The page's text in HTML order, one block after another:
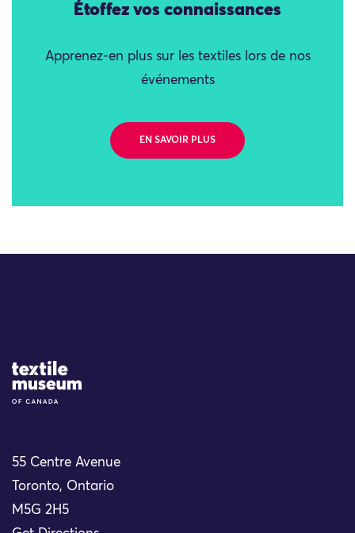
Étoffez vos connaissances
Apprenez-en plus sur les textiles lors de nos
événements
EN SAVOIR PLUS
Site Logo
55 Centre Avenue
Toronto, Ontario
M5G 2H5